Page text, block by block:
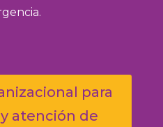
para
atención de